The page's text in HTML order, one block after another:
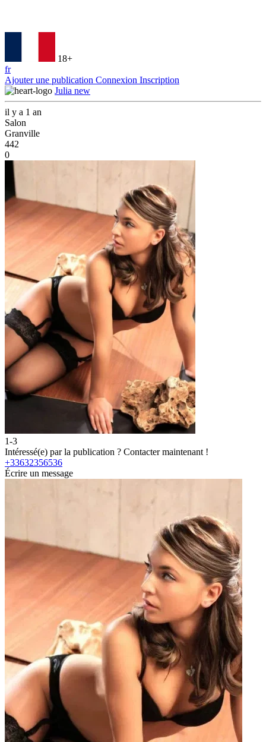
18+
fr
Ajouter une publication Connexion Inscription
Julia new
il y a 1 an
Salon
Granville
442
0
1-3
Intéressé(e) par la publication ? Contacter maintenant !
+33632356536
Écrire un message